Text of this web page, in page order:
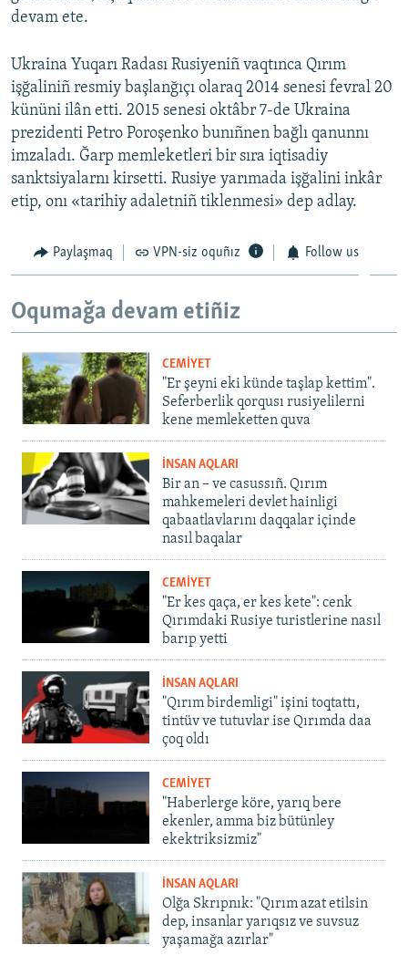
devam ete.
Ukraina Yuqarı Radası Rusiyeniñ vaqtınca Qırım
işğaliniñ resmiy başlanğıçı olaraq 2014 senesi fevral 20
kününi ilân etti. 2015 senesi oktâbr 7-de Ukraina
prezidenti Petro Poroşenko bunıñnen bağlı qanunnı
imzaladı. Ğarp memleketleri bir sıra iqtisadiy
sanktsiyalarnı kirsetti. Rusiye yarımada işğalini inkâr
etip, onı «tarihiy adaletniñ tiklenmesi» dep adlay.
Paylaşmaq VPN-siz oquñız Follow us
Oqumağa devam etiñiz
CEMİYET
"Er şeyni eki künde taşlap kettim".
Seferberlik qorqusı rusiyelilerni
kene memleketten quva
İNSAN AQLARI
Bir an – ve casussıñ. Qırım
mahkemeleri devlet hainligi
qabaatlavlarını daqqalar içinde
nasıl baqalar
CEMİYET
"Er kes qaça, er kes kete": cenk
Qırımdaki Rusiye turistlerine nasıl
barıp yetti
İNSAN AQLARI
"Qırım birdemligi" işini toqtattı,
tintüv ve tutuvlar ise Qırımda daa
çoq oldı
CEMİYET
"Haberlerge köre, yarıq bere
ekenler, amma biz bütünley
ekektriksizmiz"
İNSAN AQLARI
Olğa Skrıpnık: "Qırım azat etilsin
dep, insanlar yarıqsız ve suvsuz
yaşamağa azırlar"